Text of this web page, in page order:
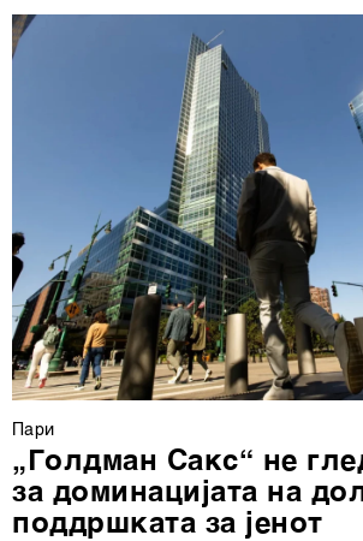
ја повлечете без негативни последици.
Пари
„Голдман Сакс“ не
за доминацијата на
поддршката за јенот